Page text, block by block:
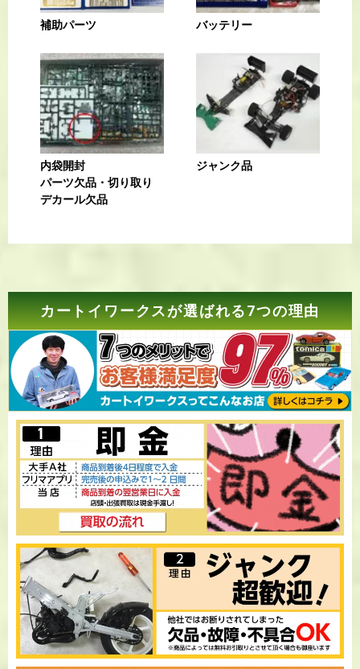
補助パーツ バッテリー
内袋開封
パーツ欠品・切り取り
デカール欠品
ジャンク品
カートイワークスが選ばれる7つの理由